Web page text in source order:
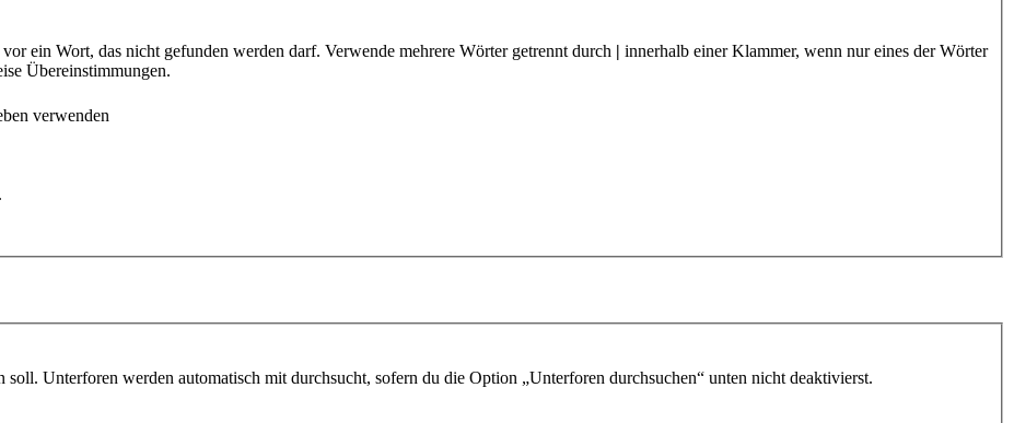
vor ein Wort, das nicht gefunden werden darf. Verwende mehrere Wörter getrennt durch | innerhalb einer Klammer, wenn nur eines der Wörter
Übereinstimmungen.
verwenden
soll. Unterforen werden automatisch mit durchsucht, sofern du die Option „Unterforen durchsuchen“ unten nicht deaktivierst.